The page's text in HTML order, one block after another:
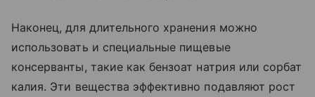
Наконец, для длительного хранения можно
использовать и специальные пищевые
консерванты, такие как бензоат натрия или сорбат
калия. Эти вещества эффективно подавляют рост